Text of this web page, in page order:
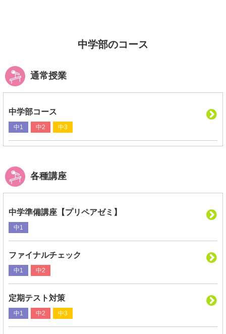
中学部のコース
通常授業
中学部コース
中1 中2 中3
各種講座
中学準備講座【プリペアゼミ】
中1
ファイナルチェック
中1 中2
定期テスト対策
中1 中2 中3